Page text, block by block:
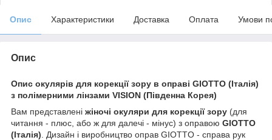
Опис Характеристики Доставка Оплата Умови
Опис
Опис окулярів для корекції зору в оправі GIOTTO (Італія)
з полімерними лінзами VISION (Південна Корея)
Вам представлені жіночі окуляри для корекції зору (для
читання - плюс, або ж для далечі - мінус) з оправою GIOTTO
(Італія) . Дизайн і виробництво оправ GIOTTO - справа рук